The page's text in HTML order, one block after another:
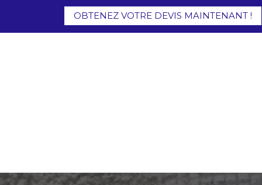
OBTENEZ VOTRE DEVIS MAINTENANT !